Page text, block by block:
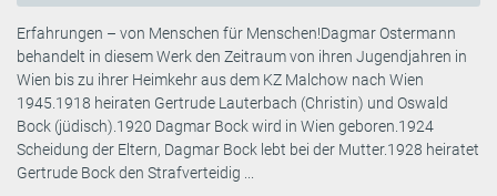
Erfahrungen – von Menschen für Menschen!Dagmar Ostermann
behandelt in diesem Werk den Zeitraum von ihren Jugendjahren in
Wien bis zu ihrer Heimkehr aus dem KZ Malchow nach Wien
1945.1918 heiraten Gertrude Lauterbach (Christin) und Oswald
Bock (jüdisch).1920 Dagmar Bock wird in Wien geboren.1924
Scheidung der Eltern, Dagmar Bock lebt bei der Mutter.1928 heiratet
Gertrude Bock den Strafverteidig ...